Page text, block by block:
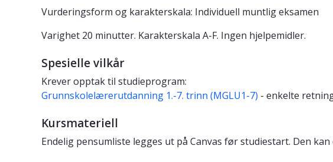
Vurderingsform og karakterskala: Individuell muntlig eksamen
Varighet 20 minutter. Karakterskala A-F. Ingen hjelpemidler.
Spesielle vilkår
Krever opptak til studieprogram:
Grunnskolelærerutdanning 1.-7. trinn (MGLU1-7) - enkelte
Kursmateriell
Endelig pensumliste legges ut på Canvas før studiestart. Den